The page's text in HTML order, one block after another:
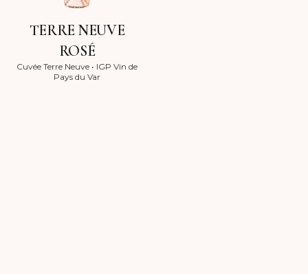
TERRE NEUVE
ROSÉ
Cuvée Terre Neuve • IGP Vin de
Pays du Var